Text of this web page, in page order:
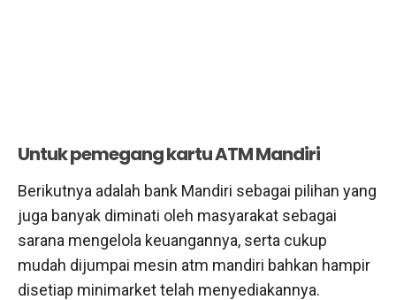
Untuk pemegang kartu ATM Mandiri
Berikutnya adalah bank Mandiri sebagai pilihan yang
juga banyak diminati oleh masyarakat sebagai
sarana mengelola keuangannya, serta cukup
mudah dijumpai mesin atm mandiri bahkan hampir
disetiap minimarket telah menyediakannya.